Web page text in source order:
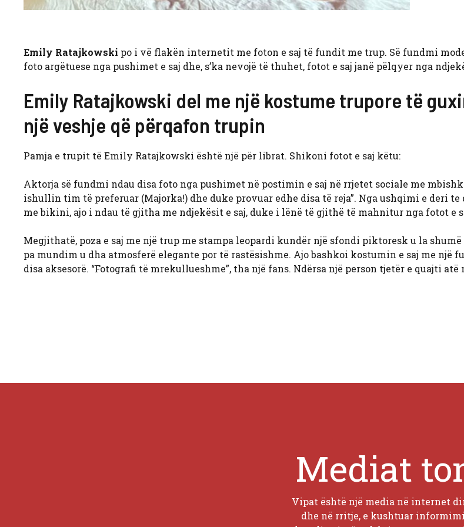
Emily Ratajkowski po i vë flakën internetit me foton e saj të fundit me trup. Së fundmi
foto argëtuese nga pushimet e saj dhe, s’ka nevojë të thuhet, fotot e saj janë pëlqyer nga
Emily Ratajkowski del me një kostume trupore të
një veshje që përqafon trupin
Pamja e trupit të Emily Ratajkowski është një për librat. Shikoni fotot e saj këtu:
Aktorja së fundmi ndau disa foto nga pushimet në postimin e saj në rrjetet sociale me
ishullin tim të preferuar (Majorka!) dhe duke provuar edhe disa të reja”. Nga ushqimi e deri te
me bikini, ajo i ndau të gjitha me ndjekësit e saj, duke i lënë të gjithë të mahnitur nga fotot e
Megjithatë, poza e saj me një trup me stampa leopardi kundër një sfondi piktoresk u la
pa mundim u dha atmosferë elegante por të rastësishme. Ajo bashkoi kostumin e saj me një
disa aksesorë. “Fotografi të mrekullueshme”, tha një fans. Ndërsa një person tjetër e quajti atë
Mediat
Vipat është një media në internet
dhe në rritje, e kushtuar